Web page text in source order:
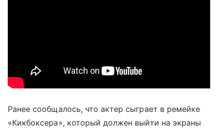
Ранее сообщалось, что актер сыграет в ремейке
«Кикбоксера», который должен выйти на экраны